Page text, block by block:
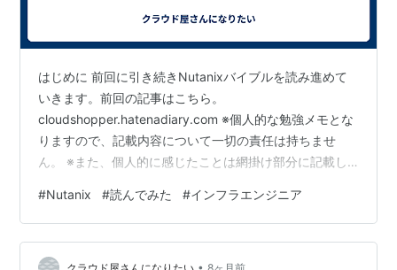
はじめに 前回に引き続きNutanixバイブルを読み進めて
いきます。前回の記事はこちら。
cloudshopper.hatenadiary.com ※個人的な勉強メモとな
りますので、記載内容について一切の責任は持ちませ
ん。 ※また、個人的に感じたことは網掛け部分に記載し
(日本語版)を読んで内容をまとめてみる。 ・本記事の対
象は、「Network Services」-「12.2 Security
Central」。 Security Centralの概要 高度なセキュリティ
#Nutanix #読んでみた #インフラエンジニア
•